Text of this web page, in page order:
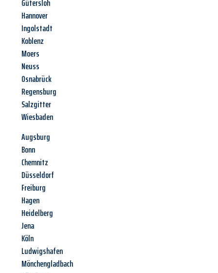
Gütersloh
Hannover
Ingolstadt
Koblenz
Moers
Neuss
Osnabrück
Regensburg
Salzgitter
Wiesbaden
Augsburg
Bonn
Chemnitz
Düsseldorf
Freiburg
Hagen
Heidelberg
Jena
Köln
Ludwigshafen
Mönchengladbach